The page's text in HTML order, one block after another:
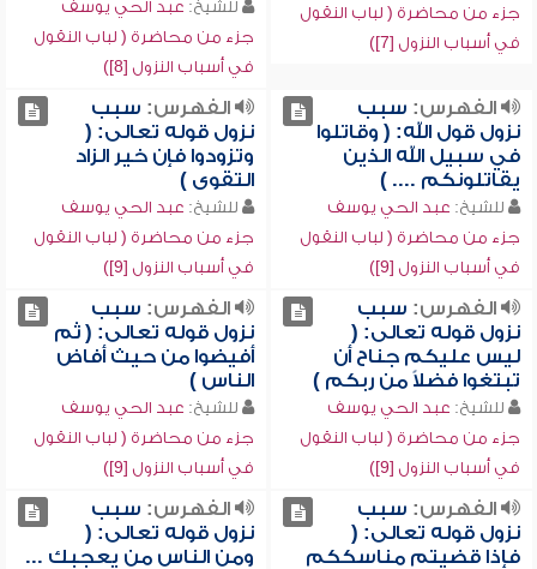
جزء من محاضرة ( لباب النقول
في أسباب النزول [7])
للشيخ: عبد الحي يوسف
جزء من محاضرة ( لباب النقول
في أسباب النزول [8])
الفهرس: سبب
نزول قول الله: ( وقاتلوا
في سبيل الله الذين
يقاتلونكم .... )
للشيخ: عبد الحي يوسف
جزء من محاضرة ( لباب النقول
في أسباب النزول [9])
الفهرس: سبب
نزول قوله تعالى: (
وتزودوا فإن خير الزاد
التقوى )
للشيخ: عبد الحي يوسف
جزء من محاضرة ( لباب النقول
في أسباب النزول [9])
الفهرس: سبب
نزول قوله تعالى: (
ليس عليكم جناح أن
تبتغوا فضلاً من ربكم )
للشيخ: عبد الحي يوسف
جزء من محاضرة ( لباب النقول
في أسباب النزول [9])
الفهرس: سبب
نزول قوله تعالى: ( ثم
أفيضوا من حيث أفاض
الناس )
للشيخ: عبد الحي يوسف
جزء من محاضرة ( لباب النقول
في أسباب النزول [9])
الفهرس: سبب
نزول قوله تعالى: (
فإذا قضيتم مناسككم
الفهرس: سبب
نزول قوله تعالى: (
ومن الناس من يعجبك ...